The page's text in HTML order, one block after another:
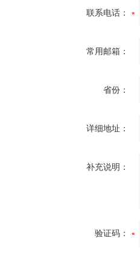
联系电话：
常用邮箱：
省份：
详细地址：
补充说明：
验证码：